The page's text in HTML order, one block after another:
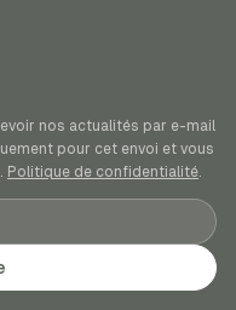
nos actualités par e-mail
pour cet envoi et vous
Politique de confidentialité.